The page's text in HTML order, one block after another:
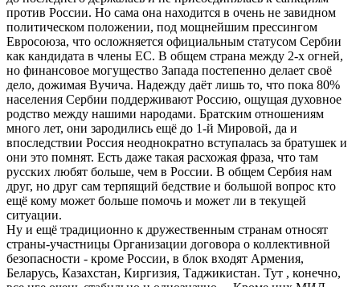
против России. Но сама она находится в очень не завидном
политическом положении, под мощнейшим прессингом
Евросоюза, что осложняется официальным статусом Сербии
как кандидата в члены ЕС. В общем страна между 2-х огней,
но финансовое могущество Запада постепенно делает своё
дело, дожимая Вучича. Надежду даёт лишь то, что пока 80%
населения Сербии поддерживают Россию, ощущая духовное
родство между нашими народами. Братским отношениям
много лет, они зародились ещё до 1-й Мировой, да и
впоследствии Россия неоднократно вступалась за братушек и
они это помнят. Есть даже такая расхожая фраза, что там
русских любят больше, чем в России. В общем Сербия нам
друг, но друг сам терпящий бедствие и большой вопрос кто
ещё кому может больше помочь и может ли в текущей
ситуации.
Ну и ещё традиционно к дружественным странам относят
страны-участницы Организации договора о коллективной
безопасности - кроме России, в блок входят Армения,
Беларусь, Казахстан, Киргизия, Таджикистан. Тут , конечно,